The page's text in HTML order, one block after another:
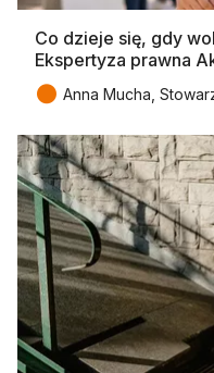
Co dzieje się, gdy
Ekspertyza prawna
● Anna Mucha,